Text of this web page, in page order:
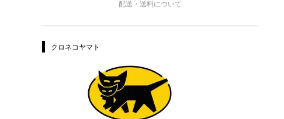
配送・送料について
クロネコヤマト